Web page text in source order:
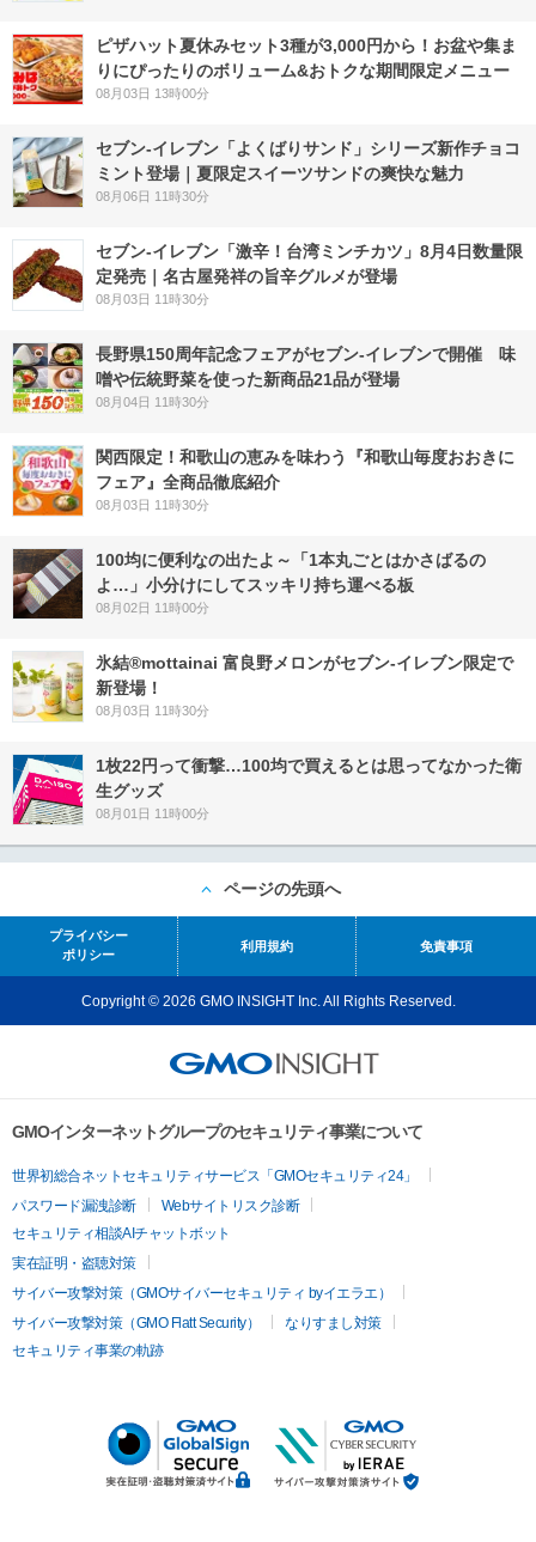
ピザハット夏休みセット3種が3,000円から！お盆や集ま
りにぴったりのボリューム&おトクな期間限定メニュー
08月03日 13時00分
セブン‐イレブン「よくばりサンド」シリーズ新作チョコ
ミント登場｜夏限定スイーツサンドの爽快な魅力
08月06日 11時30分
セブン-イレブン「激辛！台湾ミンチカツ」8月4日数量限
定発売｜名古屋発祥の旨辛グルメが登場
08月03日 11時30分
長野県150周年記念フェアがセブン-イレブンで開催 味
噌や伝統野菜を使った新商品21品が登場
08月04日 11時30分
関西限定！和歌山の恵みを味わう『和歌山毎度おおきに
フェア』全商品徹底紹介
08月03日 11時30分
100均に便利なの出たよ～「1本丸ごとはかさばるの
よ…」小分けにしてスッキリ持ち運べる板
08月02日 11時00分
氷結®mottainai 富良野メロンがセブン‐イレブン限定で
新登場！
08月03日 11時30分
1枚22円って衝撃…100均で買えるとは思ってなかった衛
生グッズ
08月01日 11時00分
ページの先頭へ
プライバシー
ポリシー
利用規約 免責事項
Copyright © 2026 GMO INSIGHT Inc. All Rights Reserved.
GMOインターネットグループのセキュリティ事業について
世界初総合ネットセキュリティサービス「GMOセキュリティ24」
パスワード漏洩診断
Webサイトリスク診断
セキュリティ相談AIチャットボット
実在証明・盗聴対策
サイバー攻撃対策（GMOサイバーセキュリティ byイエラエ）
サイバー攻撃対策（GMO Flatt Security）
なりすまし対策
セキュリティ事業の軌跡